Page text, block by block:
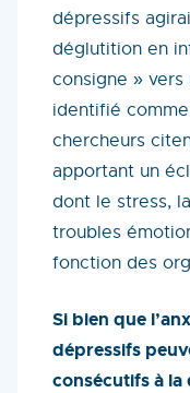
dépressifs
déglutition en
consigne »
identifié
chercheurs
apportant un
dont le stress,
troubles
fonction des
Si bien que
dépressifs
consécutifs à la